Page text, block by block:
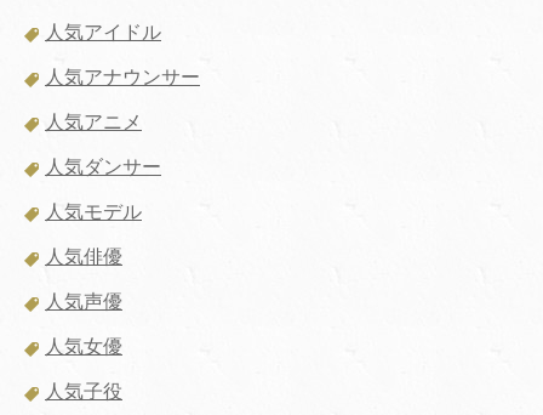
人気アイドル
人気アナウンサー
人気アニメ
人気ダンサー
人気モデル
人気俳優
人気声優
人気女優
人気子役